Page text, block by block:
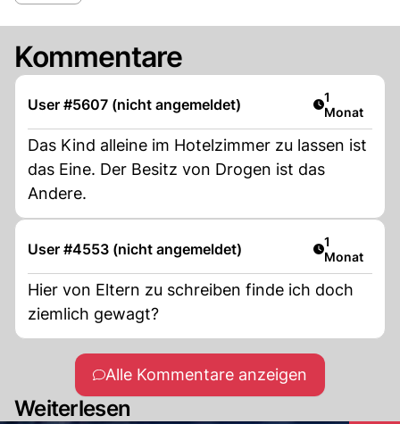
Kommentare
User #5607 (nicht angemeldet) Artikel
1
Monat
Das Kind alleine im Hotelzimmer zu lassen ist
das Eine. Der Besitz von Drogen ist das
Andere.
User #4553 (nicht angemeldet) Artikel
1
Monat
Hier von Eltern zu schreiben finde ich doch
ziemlich gewagt?
Alle Kommentare anzeigen
Weiterlesen